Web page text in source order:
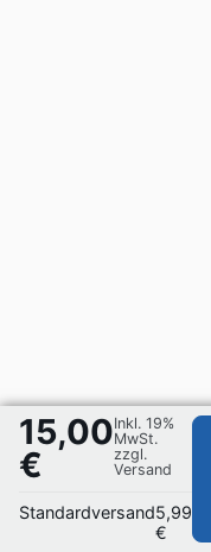
15,00
€
Inkl. 19%
MwSt.
zzgl.
Versand
Standardversand5,99
€